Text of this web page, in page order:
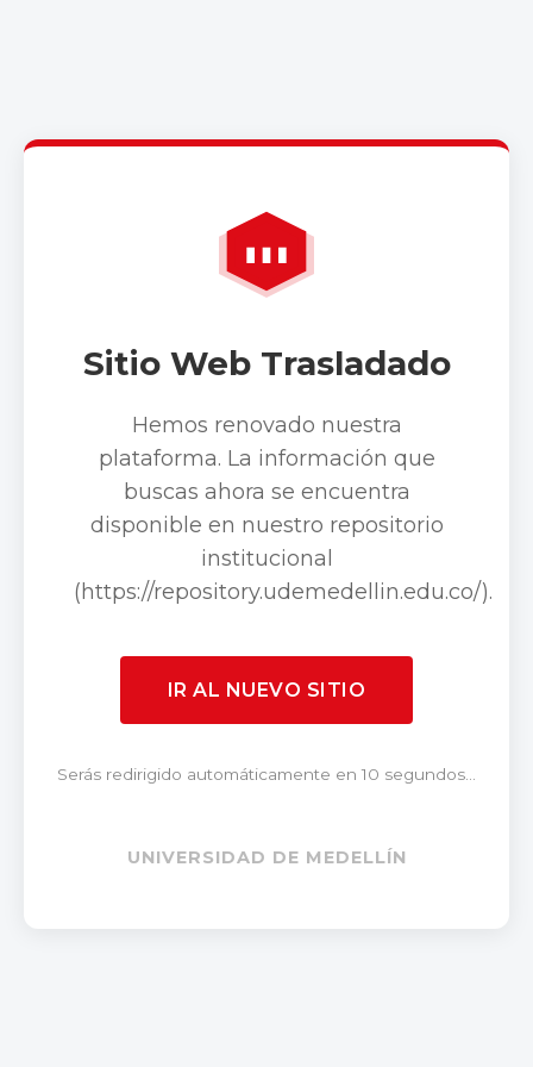
Sitio Web Trasladado
Hemos renovado nuestra
plataforma. La información que
buscas ahora se encuentra
disponible en nuestro repositorio
institucional
(https://repository.udemedellin.edu.co/).
IR AL NUEVO SITIO
Serás redirigido automáticamente en 10 segundos...
UNIVERSIDAD DE MEDELLÍN